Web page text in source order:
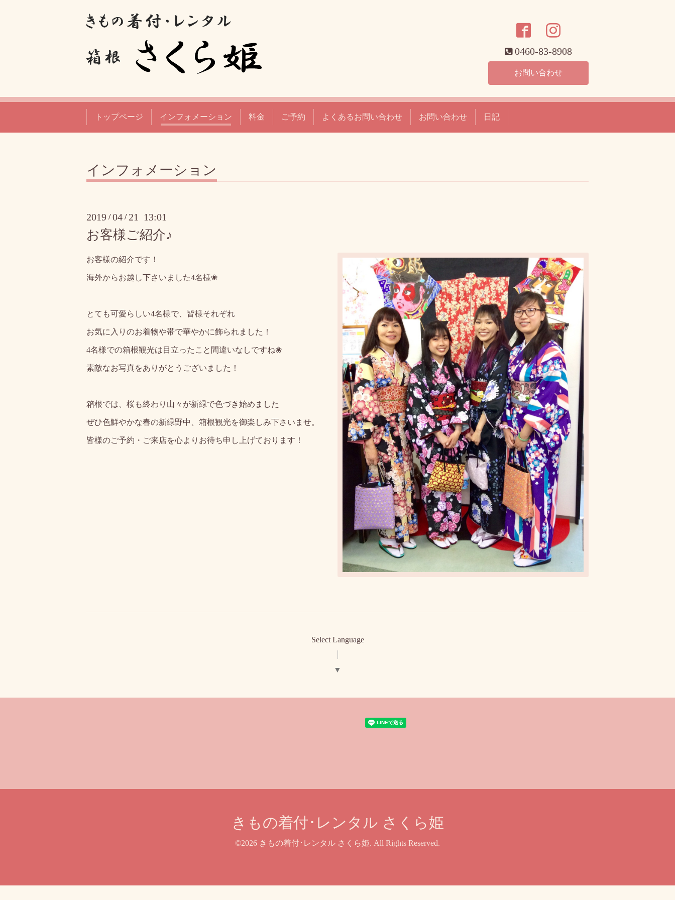
0460-83-8908
お問い合わせ
トップページ インフォメーション 料金 ご予約 よくあるお問い合わせ お問い合わせ 日記
インフォメーション
2019 /04 / 21 13:01
お客様ご紹介♪
お客様の紹介です！
海外からお越し下さいました4名様❀
とても可愛らしい4名様で、皆様それぞれ
お気に入りのお着物や帯で華やかに飾られました！
4名様での箱根観光は目立ったこと間違いなしですね❀
素敵なお写真をありがとうございました！
箱根では、桜も終わり山々が新緑で色づき始めました
ぜひ色鮮やかな春の新緑野中、箱根観光を御楽しみ下さいませ。
皆様のご予約・ご来店を心よりお待ち申し上げております！
Select Language
▼
きもの着付･レンタル さくら姫
©2026 きもの着付･レンタル さくら姫. All Rights Reserved.